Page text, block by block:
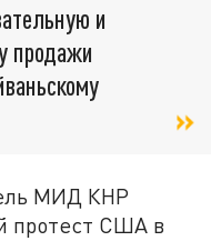
и
продажи
МИД КНР
протест США в